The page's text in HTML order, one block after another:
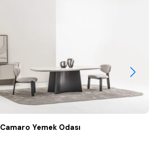
Camaro Yemek Odası